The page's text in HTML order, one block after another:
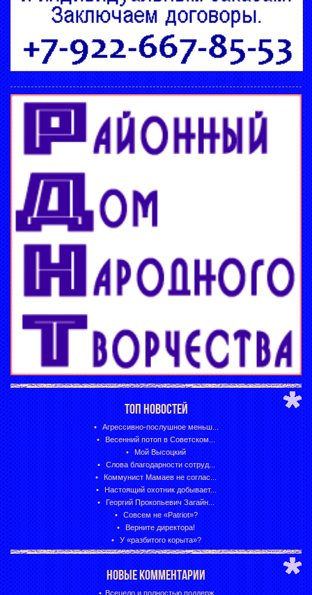
ТОП НОВОСТЕЙ
Агрессивно-послушное меньш...
Весенний потоп в Советском...
Мой Высоцкий
Слова благодарности сотруд...
Коммунист Мамаев не соглас...
Настоящий охотник добывает...
Георгий Прокопьевич Загайн...
Совсем не «Patriot»?
Верните директора!
У «разбитого корыта»?
НОВЫЕ КОММЕНТАРИИ
Всецело и полностью поддерж